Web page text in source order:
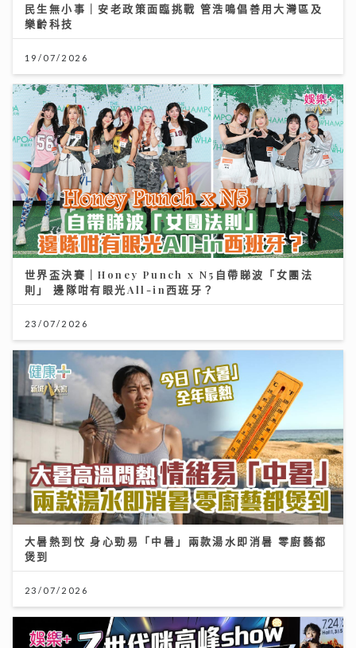
民生無小事｜安老政策面臨挑戰 管浩鳴倡善用大灣區及
樂齡科技
19/07/2026
世界盃決賽｜Honey Punch x N5自帶睇波「女團法
則」 邊隊咁有眼光All-in西班牙？
23/07/2026
大暑熱到忟 身心勁易「中暑」兩款湯水即消暑 零廚藝都
煲到
23/07/2026